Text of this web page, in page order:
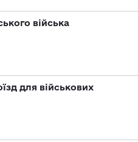
війська
для військових